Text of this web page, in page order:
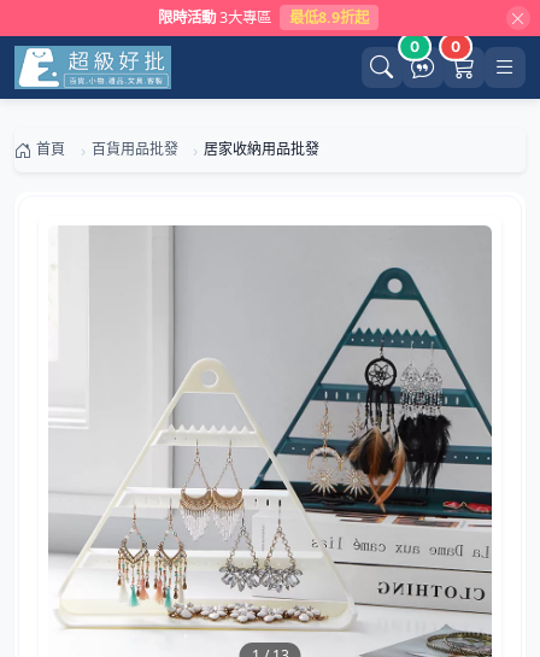
限時活動 3大專區 最低8.9折起
0 0
首頁 百貨用品批發 居家收納用品批發